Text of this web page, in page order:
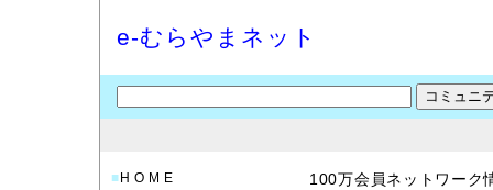
e-むらやまネット
■ H O M E 100万会員ネットワーク